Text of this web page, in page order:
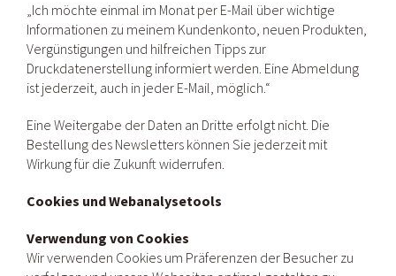
„Ich möchte einmal im Monat per E-Mail über wichtige
Informationen zu meinem Kundenkonto, neuen Produkten,
Vergünstigungen und hilfreichen Tipps zur
Druckdatenerstellung informiert werden. Eine Abmeldung
ist jederzeit, auch in jeder E-Mail, möglich.“
Eine Weitergabe der Daten an Dritte erfolgt nicht. Die
Bestellung des Newsletters können Sie jederzeit mit
Wirkung für die Zukunft widerrufen.
Cookies und Webanalysetools
Verwendung von Cookies
Wir verwenden Cookies um Präferenzen der Besucher zu